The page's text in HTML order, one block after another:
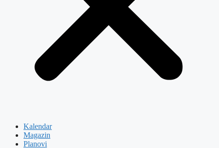
Kalendar
Magazin
Planovi